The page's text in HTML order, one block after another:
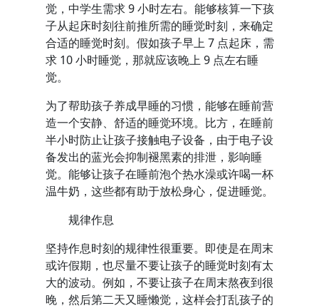
觉，中学生需求 9 小时左右。能够核算一下孩
子从起床时刻往前推所需的睡觉时刻，来确定
合适的睡觉时刻。假如孩子早上 7 点起床，需
求 10 小时睡觉，那就应该晚上 9 点左右睡
觉。
为了帮助孩子养成早睡的习惯，能够在睡前营
造一个安静、舒适的睡觉环境。比方，在睡前
半小时防止让孩子接触电子设备，由于电子设
备发出的蓝光会抑制褪黑素的排泄，影响睡
觉。能够让孩子在睡前泡个热水澡或许喝一杯
温牛奶，这些都有助于放松身心，促进睡觉。
规律作息
坚持作息时刻的规律性很重要。即使是在周末
或许假期，也尽量不要让孩子的睡觉时刻有太
大的波动。例如，不要让孩子在周末熬夜到很
晚，然后第二天又睡懒觉，这样会打乱孩子的